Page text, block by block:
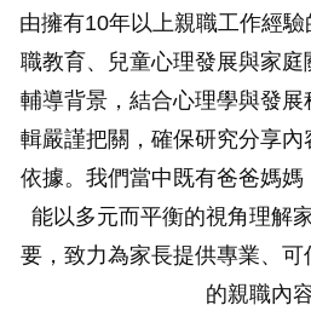
由擁有10年以上親職工作經
職教育、兒童心理發展與家
輔導背景，結合心理學與發
輯嚴謹把關，確保研究分享
依據。我們當中既有爸爸媽
能以多元而平衡的視角理解
要，致力為家長提供專業、
的親職內容